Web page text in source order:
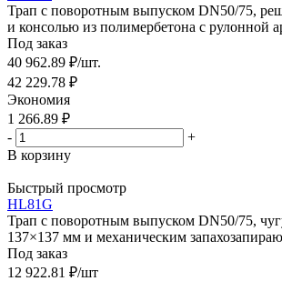
Трап с поворотным выпуском DN50/75,
и консолью из полимербетона с рулонной
Под заказ
40 962.89 ₽/шт.
42 229.78 ₽
Экономия
1 266.89 ₽
-
+
В корзину
Быстрый просмотр
HL81G
Трап с поворотным выпуском DN50/75,
137×137 мм и механическим
Под заказ
12 922.81 ₽/шт